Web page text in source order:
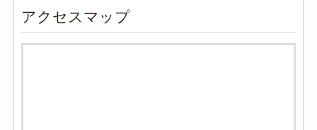
アクセスマップ